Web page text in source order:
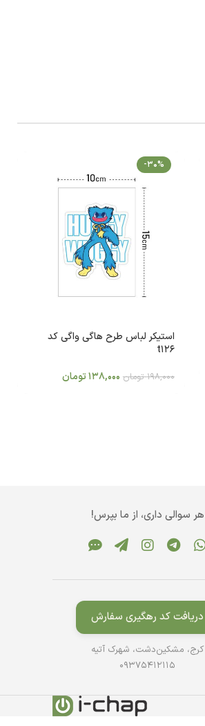
-30%
استیکر لباس طرح هاگی واگی کد
t126
198,000 تومان 138,000تومان
هر سوالی داری، از ما بپرس!
دریافت کد رهگیری سفارش
کرج، مشکین‌دشت، شهرک آتیه
09375412115